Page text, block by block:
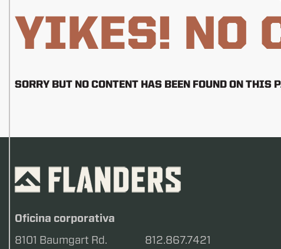
YIKES! NO
SORRY BUT NO CONTENT HAS BEEN FOUND ON THIS
Oficina corporativa
8101 Baumgart Rd.
812.867.7421